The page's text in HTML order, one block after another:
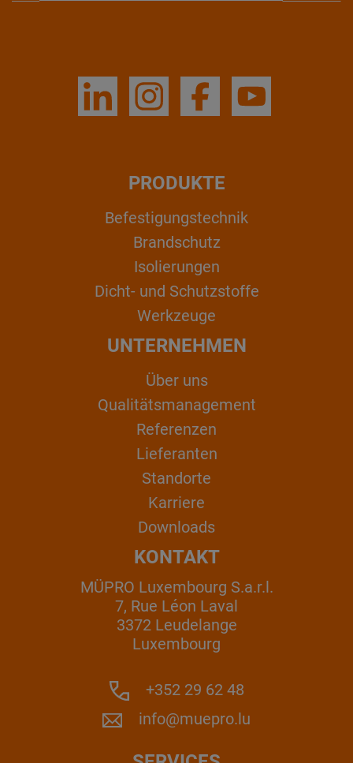
PRODUKTE
Befestigungstechnik
Brandschutz
Isolierungen
Dicht- und Schutzstoffe
Werkzeuge
UNTERNEHMEN
Über uns
Qualitätsmanagement
Referenzen
Lieferanten
Standorte
Karriere
Downloads
KONTAKT
MÜPRO Luxembourg S.a.r.l.
7, Rue Léon Laval
3372 Leudelange
Luxembourg
+352 29 62 48
info@muepro.lu